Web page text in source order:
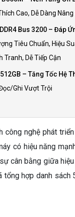
Cao, Dễ Dàng Nâng
Bus 3200 – Đáp
Tiêu Chuẩn, Hiệu
Tranh, Dễ Tiếp Cận
– Tăng Tốc Hệ
Ghi Vượt Trội
công nghệ phát
có hiệu năng
cân bằng giữa
tổng hợp danh